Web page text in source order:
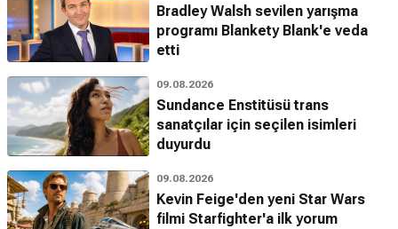
Bradley Walsh sevilen yarışma
programı Blankety Blank'e veda
etti
09.08.2026
Sundance Enstitüsü trans
sanatçılar için seçilen isimleri
duyurdu
09.08.2026
Kevin Feige'den yeni Star Wars
filmi Starfighter'a ilk yorum